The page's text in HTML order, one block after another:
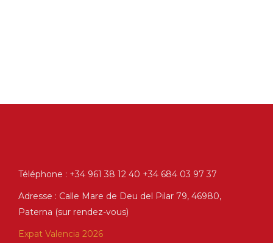
Téléphone : +34 961 38 12 40 +34 684 03 97 37
Adresse : Calle Mare de Deu del Pilar 79, 46980,
Paterna (sur rendez-vous)
Expat Valencia 2026